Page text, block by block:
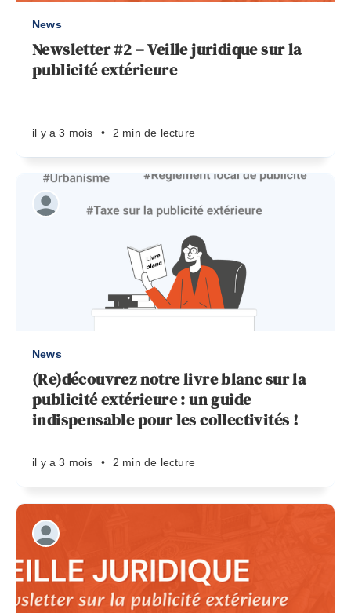
News
Newsletter #2 – Veille juridique sur la
publicité extérieure
il y a 3 mois • 2 min de lecture
News
(Re)découvrez notre livre blanc sur la
publicité extérieure : un guide
indispensable pour les collectivités !
il y a 3 mois • 2 min de lecture